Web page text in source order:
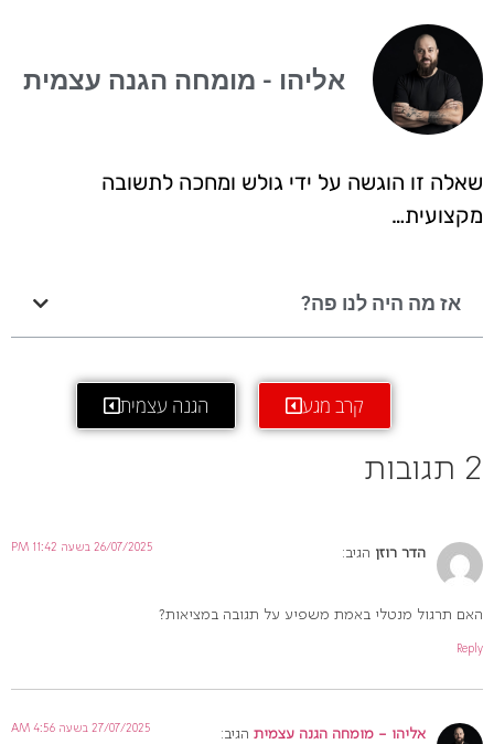
אליהו - מומחה הגנה עצמית
שאלה זו הוגשה על ידי גולש ומחכה לתשובה
מקצועית…
אז מה היה לנו פה?
קרב מגע הגנה עצמית
2 תגובות
הדר רוזן הגיב: 26/07/2025 בשעה 11:42 PM
האם תרגול מנטלי באמת משפיע על תגובה במציאות?
Reply
אליהו - מומחה הגנה עצמית הגיב: 27/07/2025 בשעה 4:56 AM